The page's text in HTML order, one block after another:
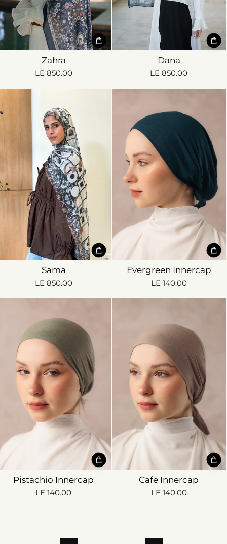
Zahra
LE 850.00
Dana
LE 850.00
Sama
LE 850.00
Evergreen Innercap
LE 140.00
Pistachio Innercap
LE 140.00
Cafe Innercap
LE 140.00